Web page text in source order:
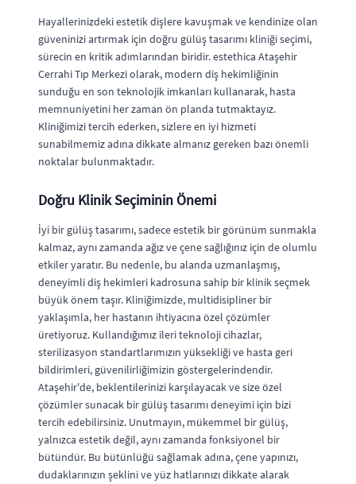
Hayallerinizdeki estetik dişlere kavuşmak ve kendinize olan
güveninizi artırmak için doğru gülüş tasarımı kliniği seçimi,
sürecin en kritik adımlarından biridir. estethica Ataşehir
Cerrahi Tıp Merkezi olarak, modern diş hekimliğinin
sunduğu en son teknolojik imkanları kullanarak, hasta
memnuniyetini her zaman ön planda tutmaktayız.
Kliniğimizi tercih ederken, sizlere en iyi hizmeti
sunabilmemiz adına dikkate almanız gereken bazı önemli
noktalar bulunmaktadır.
Doğru Klinik Seçiminin Önemi
İyi bir gülüş tasarımı, sadece estetik bir görünüm sunmakla
kalmaz, aynı zamanda ağız ve çene sağlığınız için de olumlu
etkiler yaratır. Bu nedenle, bu alanda uzmanlaşmış,
deneyimli diş hekimleri kadrosuna sahip bir klinik seçmek
büyük önem taşır. Kliniğimizde, multidisipliner bir
yaklaşımla, her hastanın ihtiyacına özel çözümler
üretiyoruz. Kullandığımız ileri teknoloji cihazlar,
sterilizasyon standartlarımızın yüksekliği ve hasta geri
bildirimleri, güvenilirliğimizin göstergelerindendir.
Ataşehir'de, beklentilerinizi karşılayacak ve size özel
çözümler sunacak bir gülüş tasarımı deneyimi için bizi
tercih edebilirsiniz. Unutmayın, mükemmel bir gülüş,
yalnızca estetik değil, aynı zamanda fonksiyonel bir
bütündür. Bu bütünlüğü sağlamak adına, çene yapınızı,
dudaklarınızın şeklini ve yüz hatlarınızı dikkate alarak